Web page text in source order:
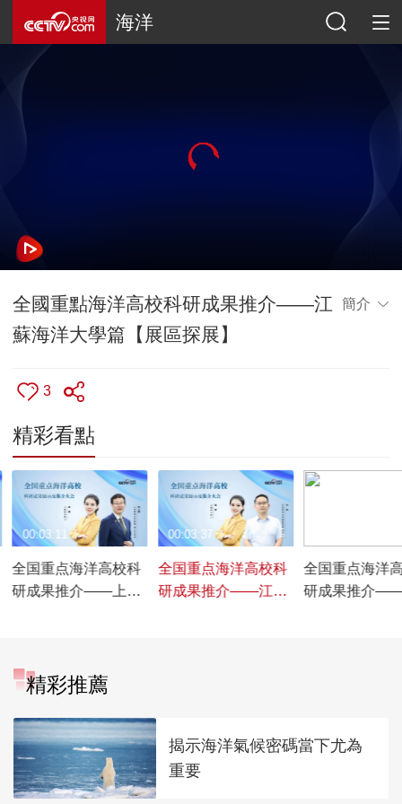
海洋
全國重點海洋高校科研成果推介——江
蘇海洋大學篇【展區探展】
簡介
3
精彩看點
全国重点海洋高校科
研成果推介——上海
00:03:11
全国重点海洋高校科
研成果推介——江苏
00:03:37
全国重点海洋
研成果推介
精彩推薦
揭示海洋氣候密碼當下尤為
重要